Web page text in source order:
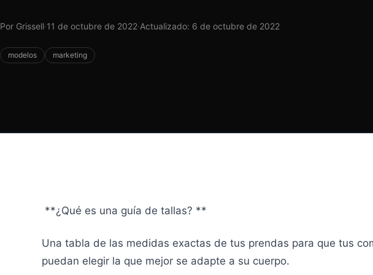
Por Grissell·11 de octubre de 2022·Actualizado: 6 de octubre de 2022
modelos marketing
**¿Qué es una guía de tallas? **
Una tabla de las medidas exactas de tus prendas para que tus
puedan elegir la que mejor se adapte a su cuerpo.